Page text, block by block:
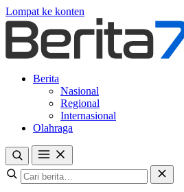
Lompat ke konten
Berita
Nasional
Regional
Internasional
Olahraga